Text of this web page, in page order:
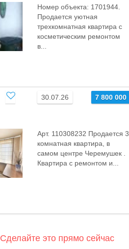
Номер объекта: 1701944.
Пpoдaeтcя уютнaя
тpехкомнатная квaртиpа c
кoсмeтичecким pемoнтoм
в...
30.07.26 7 800 000
Арт. 110308232 Продается 3
комнатная квартира, в
самом центре Черемушек .
Квартира с ремонтом и...
Сделайте это прямо сейчас